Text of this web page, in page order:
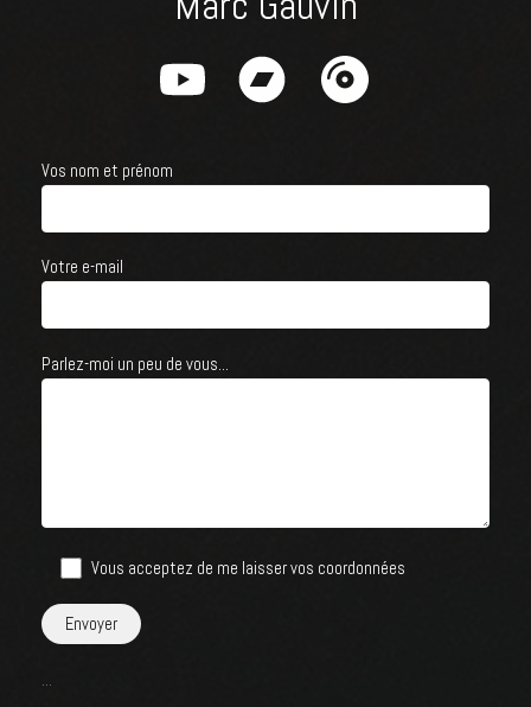
Vos nom et prénom
Votre e-mail
Parlez-moi un peu de vous...
Vous acceptez de me laisser vos coordonnées
...